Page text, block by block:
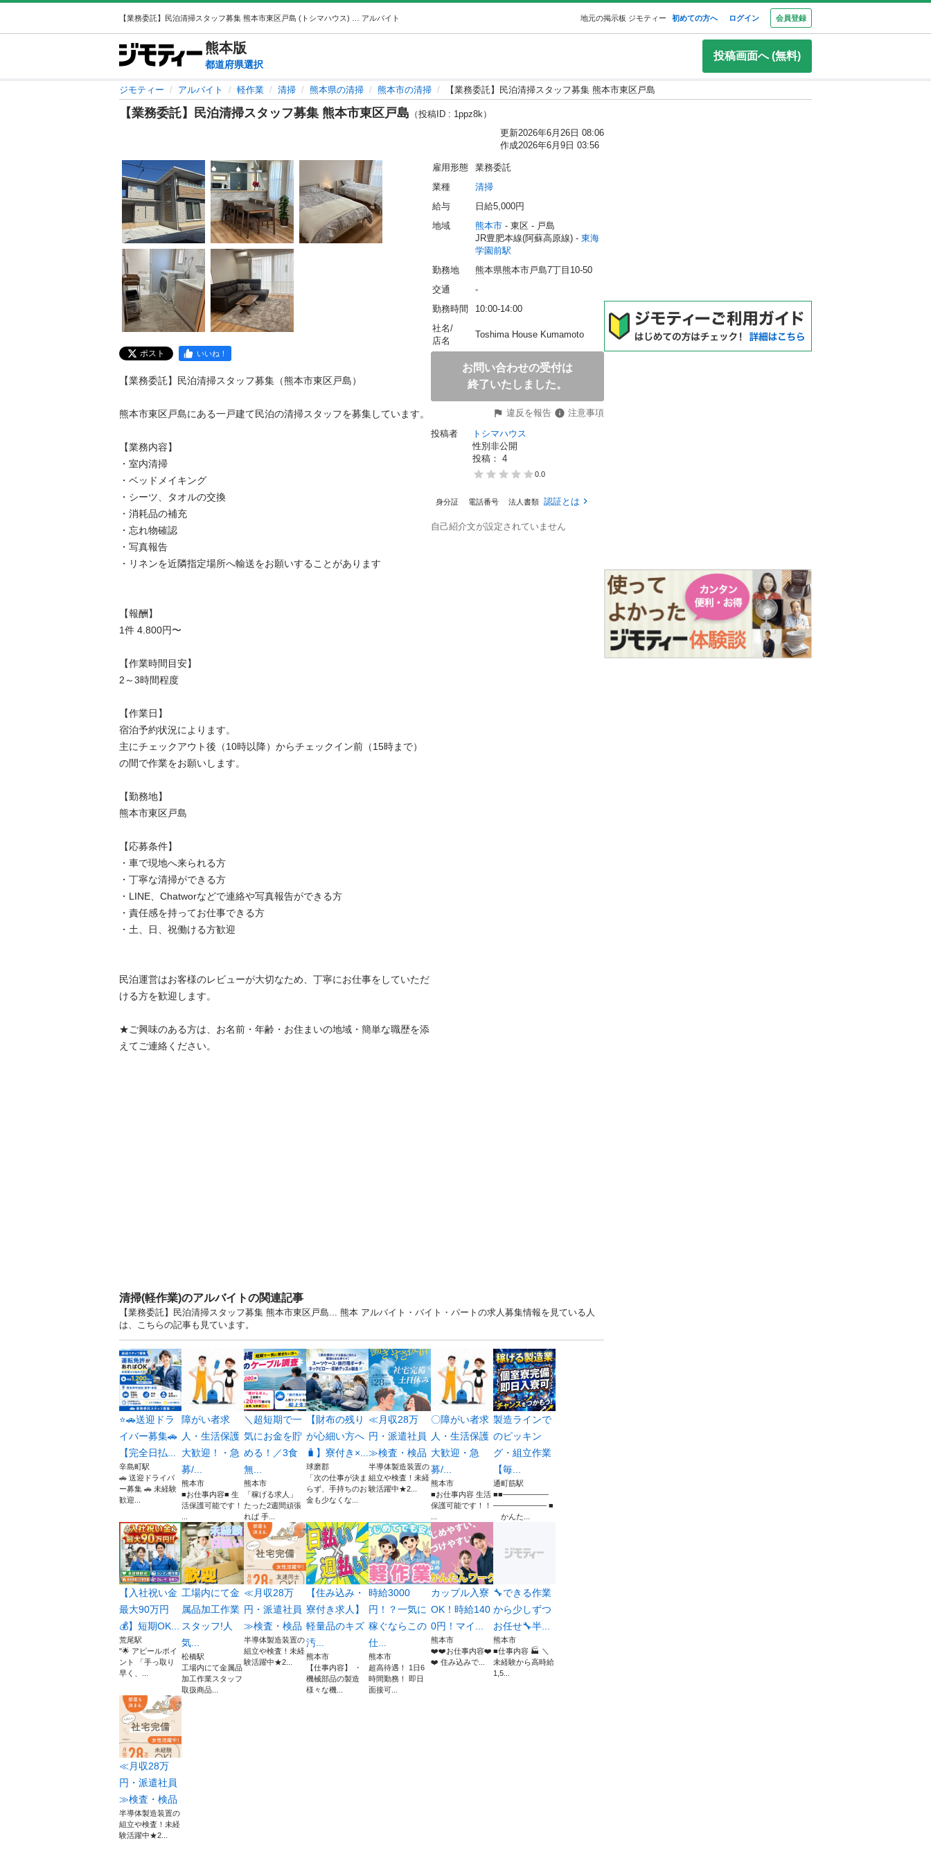
アルバイト 地元の掲示板 ジモティー 初めての方へ ログイン 会員登録
熊本版
都道府県選択
投稿画面へ (無料)
ジモティー アルバイト 軽作業 清掃 熊本県の清掃 熊本市の清掃 【業務委託】民泊清掃スタッフ募集 熊本市東区戸島
【業務委託】民泊清掃スタッフ募集 熊本市東区戸島 （投稿ID : 1ppz8k）
更新2026年6月26日 08:06
作成2026年6月9日 03:56
ポスト いいね！
【業務委託】民泊清掃スタッフ募集（熊本市東区戸島）
熊本市東区戸島にある一戸建て民泊の清掃スタッフを募集しています。
【業務内容】
・室内清掃
・ベッドメイキング
・シーツ、タオルの交換
・消耗品の補充
・忘れ物確認
・写真報告
・リネンを近隣指定場所へ輸送をお願いすることがあります
【報酬】
1件 4.800円〜
【作業時間目安】
2～3時間程度
【作業日】
宿泊予約状況によります。
主にチェックアウト後（10時以降）からチェックイン前（15時まで）
の間で作業をお願いします。
【勤務地】
熊本市東区戸島
【応募条件】
・車で現地へ来られる方
・丁寧な清掃ができる方
・LINE、Chatworなどで連絡や写真報告ができる方
・責任感を持ってお仕事できる方
・土、日、祝働ける方歓迎
民泊運営はお客様のレビューが大切なため、丁寧にお仕事をしていただ
ける方を歓迎します。
★ご興味のある方は、お名前・年齢・お住まいの地域・簡単な職歴を添
えてご連絡ください。
雇用形態
業務委託
業種
清掃
給与
日給5,000円
地域
熊本市 - 東区 - 戸島
JR豊肥本線(阿蘇高原線) - 東海
学園前駅
勤務地
熊本県熊本市戸島7丁目10-50
交通
-
勤務時間
10:00-14:00
社名/
店名
Toshima House Kumamoto
お問い合わせの受付は
終了いたしました。
違反を報告
注意事項
投稿者
トシマハウス
性別非公開
投稿： 4
0.0
身分証 電話番号 法人書類 認証とは
自己紹介文が設定されていません
清掃(軽作業)のアルバイトの関連記事
【業務委託】民泊清掃スタッフ募集 熊本市東区戸島... 熊本 アルバイト・バイト・パートの求人募集情報を見ている人
は、こちらの記事も見ています。
⭐🚗送迎ドラ
イバー募集🚗
【完全日払...
辛島町駅
🚗 送迎ドライバ
ー募集 🚗 未経験
歓迎...
障がい者求
人・生活保護
大歓迎！・急
募/...
熊本市
■お仕事内容■ 生
活保護可能です！
＼超短期で一
気にお金を貯
める！／3食
無...
熊本市
「稼げる求人」
たった2週間頑張
れば 手...
【財布の残り
が心細い方へ
🧳】寮付き×...
球磨郡
「次の仕事が決ま
らず、手持ちのお
金も少なくな...
≪月収28万
円・派遣社員
≫検査・検品
半導体製造装置の
組立や検査！未経
験活躍中★2...
〇障がい者求
人・生活保護
大歓迎・急
募/...
熊本市
■お仕事内容 生活
保護可能です！！
製造ラインで
のピッキン
グ・組立作業
【毎...
通町筋駅
■■――――――
――――――― ■
かんた...
【入社祝い金
最大90万円
💰】短期OK...
荒尾駅
"🌟 アピールポイ
ント 「手っ取り
早く、...
工場内にて金
属品加工作業
スタッフ!人
気...
松橋駅
工場内にて金属品
加工作業スタッフ
取扱商品...
≪月収28万
円・派遣社員
≫検査・検品
半導体製造装置の
組立や検査！未経
験活躍中★2...
【住み込み・
寮付き求人】
軽量品のキズ
汚...
熊本市
【仕事内容】 ・
機械部品の製造
様々な機...
時給3000
円！？一気に
稼ぐならこの
仕...
熊本市
超高待遇！ 1日6
時間勤務！ 即日
面接可...
カップル入寮
OK！時給140
0円！マイ...
熊本市
❤️❤️お仕事内容❤️
❤️ 住み込みで...
🔧できる作業
から少しずつ
お任せ🔧半...
熊本市
■仕事内容 🏭 ＼
未経験から高時給
1,5...
≪月収28万
円・派遣社員
≫検査・検品
半導体製造装置の
組立や検査！未経
験活躍中★2...